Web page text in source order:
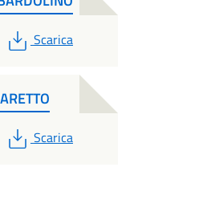
PDF
Scarica
PDF
Scarica